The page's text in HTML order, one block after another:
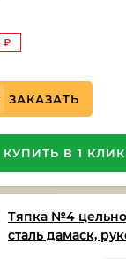
₽
ЗАКАЗАТЬ
КУПИТЬ В 1 КЛИК
Тяпка №4
сталь дамаск,